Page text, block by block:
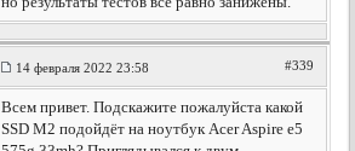
14 февраля 2022 23:58 #339
Всем привет. Подскажите пожалуйста какой
SSD M2 подойдёт на ноутбук Acer Aspire e5